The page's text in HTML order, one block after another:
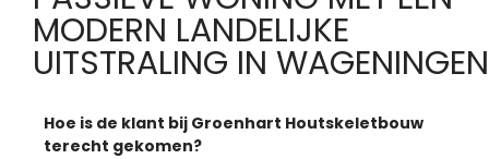
MODERN LANDELIJKE
UITSTRALING IN WAGENINGEN
Hoe is de klant bij Groenhart Houtskeletbouw
terecht gekomen?